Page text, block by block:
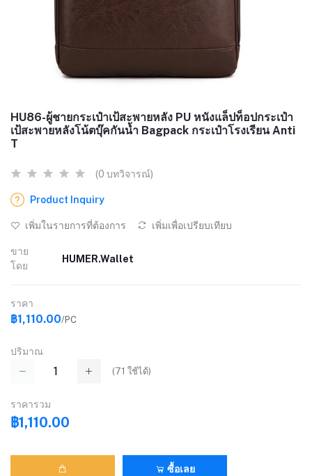
HU86-ผู้ชายกระเป๋าเป้สะพายหลัง PU หนังแล็ปท็อปกระเป๋า
เป้สะพายหลังโน้ตบุ๊คกันน้ำ Bagpack กระเป๋าโรงเรียน Anti
T
(0 บทวิจารณ์)
Product Inquiry
เพิ่มในรายการที่ต้องการ เพิ่มเพื่อเปรียบเทียบ
ขาย
โดย
HUMER.Wallet
ราคา
฿1,110.00/PC
ปริมาณ
(71 ใช้ได้)
ราคารวม
฿1,110.00
ซื้อเลย